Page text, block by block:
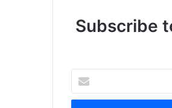
Subscribe
your
Email